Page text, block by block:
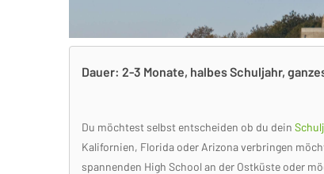
Dauer: 2-3 Monate, halbes Schuljahr,
Du möchtest selbst entscheiden ob du dein
Kalifornien, Florida oder Arizona verbringen
spannenden High School an der Ostküste oder